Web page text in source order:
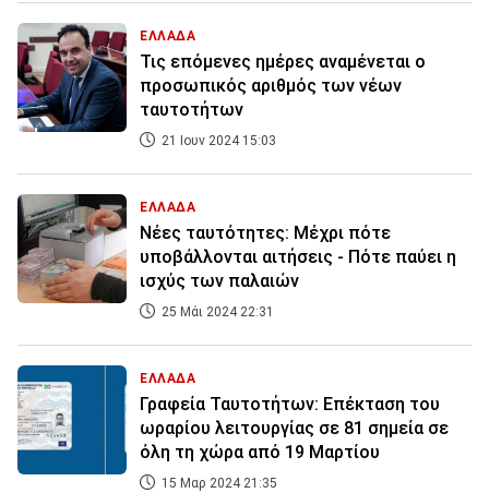
ΕΛΛΑΔΑ
Τις επόμενες ημέρες αναμένεται ο
προσωπικός αριθμός των νέων
ταυτοτήτων
21 Ιουν 2024 15:03
ΕΛΛΑΔΑ
Nέες ταυτότητες: Μέχρι πότε
υποβάλλονται αιτήσεις - Πότε παύει η
ισχύς των παλαιών
25 Μάι 2024 22:31
ΕΛΛΑΔΑ
Γραφεία Ταυτοτήτων: Eπέκταση του
ωραρίου λειτουργίας σε 81 σημεία σε
όλη τη χώρα από 19 Μαρτίου
15 Μαρ 2024 21:35